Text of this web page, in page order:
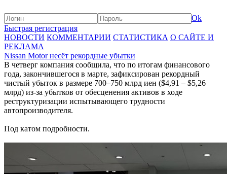
Ok
Быстрая регистрация
НОВОСТИ КОММЕНТАРИИ СТАТИСТИКА О САЙТЕ И
РЕКЛАМА
Nissan Motor несёт рекордные убытки
В четверг компания сообщила, что по итогам финансового
года, закончившегося в марте, зафиксирован рекордный
чистый убыток в размере 700–750 млрд иен ($4,91 – $5,26
млрд) из-за убытков от обесценения активов в ходе
реструктуризации испытывающего трудности
автопроизводителя.
Под катом подробности.